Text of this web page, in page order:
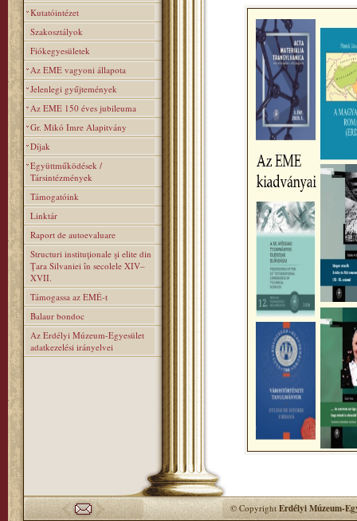
Kutatóintézet
Szakosztályok
Fiókegyesületek
Az EME vagyoni állapota
Jelenlegi gyűjtemények
Az EME 150 éves jubileuma
Gr. Mikó Imre Alapitvány
Díjak
Együttműködések /
Társintézmények
Támogatóink
Linktár
Raport de autoevaluare
Structuri instituţionale şi elite din
Ţara Silvaniei în secolele XIV–
XVII.
Támogassa az EMÉ-t
Balaur bondoc
Az Erdélyi Múzeum-Egyesület
adatkezelési irányelvei
© CopyrightErdélyi Múzeum-